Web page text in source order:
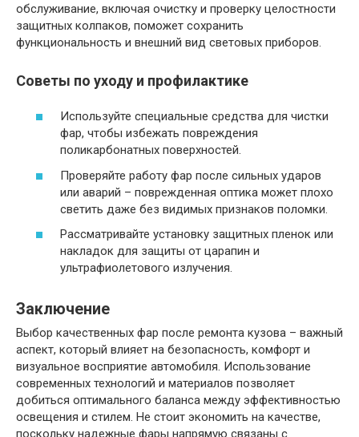
обслуживание, включая очистку и проверку целостности
защитных колпаков, поможет сохранить
функциональность и внешний вид световых приборов.
Советы по уходу и профилактике
Используйте специальные средства для чистки
фар, чтобы избежать повреждения
поликарбонатных поверхностей.
Проверяйте работу фар после сильных ударов
или аварий – поврежденная оптика может плохо
светить даже без видимых признаков поломки.
Рассматривайте установку защитных пленок или
накладок для защиты от царапин и
ультрафиолетового излучения.
Заключение
Выбор качественных фар после ремонта кузова – важный
аспект, который влияет на безопасность, комфорт и
визуальное восприятие автомобиля. Использование
современных технологий и материалов позволяет
добиться оптимального баланса между эффективностью
освещения и стилем. Не стоит экономить на качестве,
поскольку надежные фары напрямую связаны с